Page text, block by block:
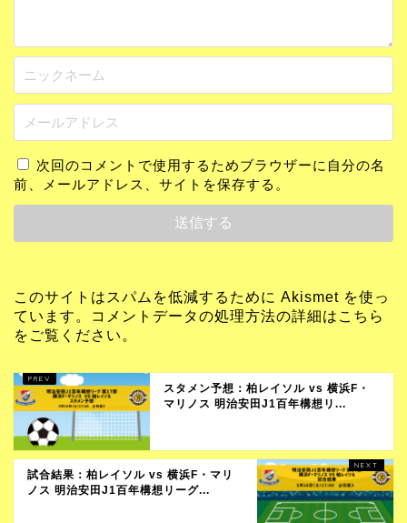
次回のコメントで使用するためブラウザーに自分の名
前、メールアドレス、サイトを保存する。
このサイトはスパムを低減するために Akismet を使っ
ています。
コメントデータの処理方法の詳細はこちら
をご覧ください 。
スタメン予想：柏レイソル vs 横浜F・
マリノス 明治安田J1百年構想リ...
試合結果：柏レイソル vs 横浜F・マリ
ノス 明治安田J1百年構想リーグ...